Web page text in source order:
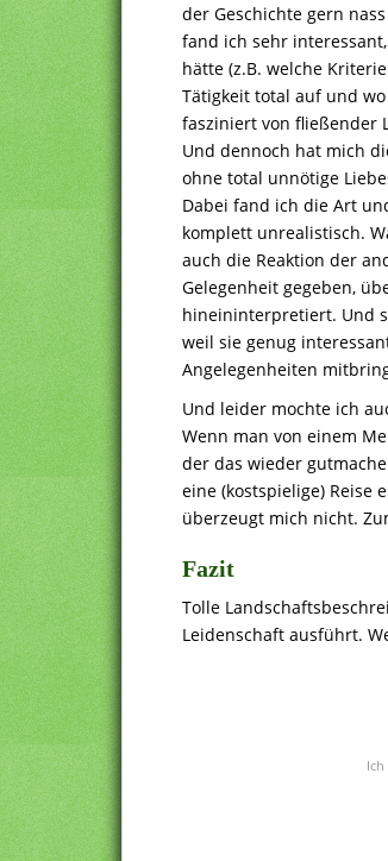
der Geschichte gern
fand ich sehr
hätte (z.B. welche
Tätigkeit total auf und
fasziniert von fließender
Und dennoch hat mich
ohne total unnötige
Dabei fand ich die Art
komplett unrealistisch.
auch die Reaktion der
Gelegenheit gegeben,
hineininterpretiert. Und
weil sie genug
Angelegenheiten
Und leider mochte ich
Wenn man von einem
der das wieder
eine (kostspielige) Reise
überzeugt mich nicht.
Fazit
Tolle
Leidenschaft ausführt.